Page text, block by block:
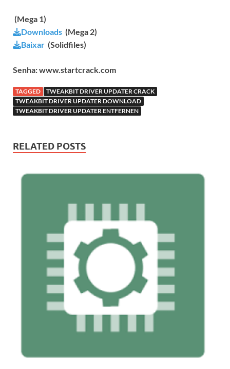
(Mega 1)
Downloads (Mega 2)
Baixar (Solidfiles)
Senha: www.startcrack.com
TAGGED
TWEAKBIT DRIVER UPDATER CRACK
TWEAKBIT DRIVER UPDATER DOWNLOAD
TWEAKBIT DRIVER UPDATER ENTFERNEN
RELATED POSTS